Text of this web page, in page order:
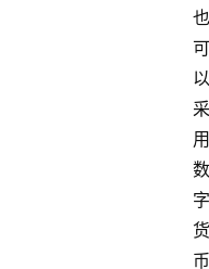
也
可
以
采
用
数
字
货
币